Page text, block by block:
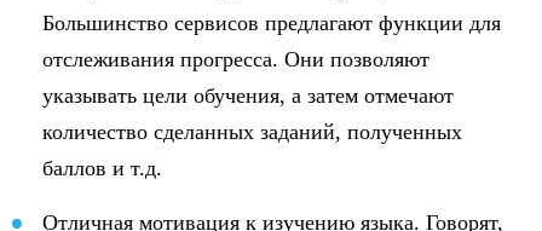
Большинство сервисов предлагают функции для
отслеживания прогресса. Они позволяют
указывать цели обучения, а затем отмечают
количество сделанных заданий, полученных
баллов и т.д.
Отличная мотивация к изучению языка. Говорят,